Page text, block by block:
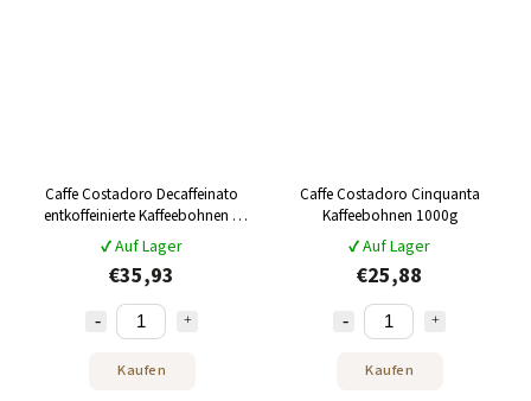
Caffe Costadoro Decaffeinato
entkoffeinierte Kaffeebohnen 1
kg
✔ Auf Lager
€35,93
Kaufen
Caffe Costadoro Cinquanta
Kaffeebohnen 1000g
✔ Auf Lager
€25,88
Kaufen